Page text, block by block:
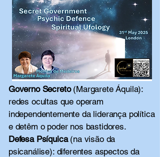
Governo Secreto(Margarete Áquila):
redes ocultas que operam
independentemente da liderança política
e detêm o poder nos bastidores.
Defesa Psíquica(na visão da
psicanálise): diferentes aspectos da